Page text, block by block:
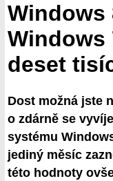
Windows
Windows
deset
Dost možná jste
o zdárně se
systému
jediný měsíc
této hodnoty